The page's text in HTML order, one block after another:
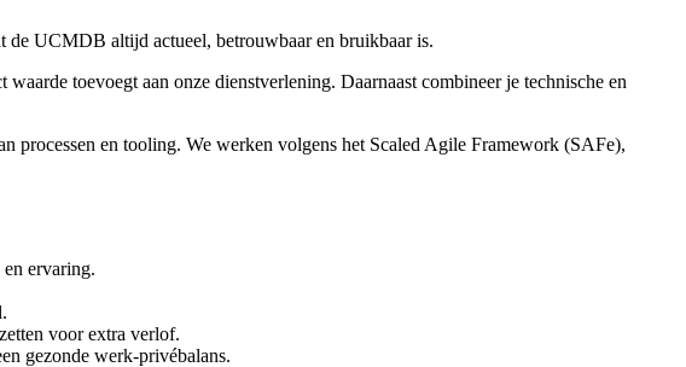
de UCMDB altijd actueel, betrouwbaar en bruikbaar is.
toevoegt aan onze dienstverlening. Daarnaast combineer je technische en
processen en tooling. We werken volgens het Scaled Agile Framework (SAFe),
ervaring.
voor extra verlof.
gezonde werk-privébalans.